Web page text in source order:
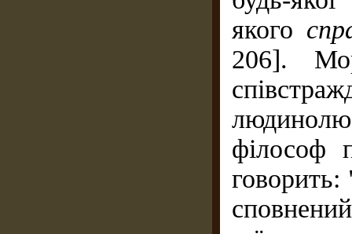
якого
206].
філософ
говорить: